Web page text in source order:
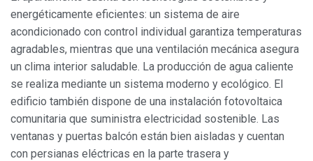
energéticamente eficientes: un sistema de aire
acondicionado con control individual garantiza temperaturas
agradables, mientras que una ventilación mecánica asegura
un clima interior saludable. La producción de agua caliente
se realiza mediante un sistema moderno y ecológico. El
edificio también dispone de una instalación fotovoltaica
comunitaria que suministra electricidad sostenible. Las
ventanas y puertas balcón están bien aisladas y cuentan
con persianas eléctricas en la parte trasera y
Estas cookies son utilizadas para almacenar información
sobre las preferencias y elecciones personales del usuario
a través de la observación continuada de sus hábitos de
navegación. Gracias a ellas, podemos conocer los hábitos
de navegación en el sitio web y mostrar publicidad
relacionada con el perfil de navegación del usuario.